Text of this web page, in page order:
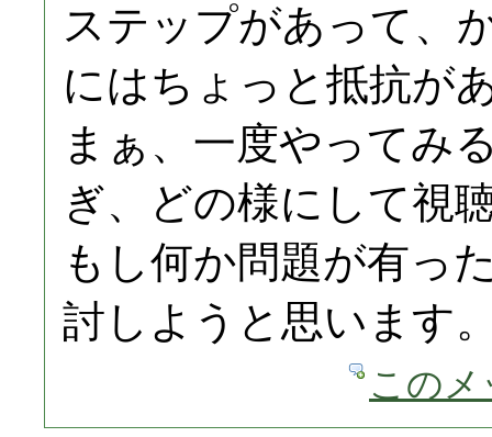
ステップがあって、
にはちょっと抵抗が
まぁ、一度やってみ
ぎ、どの様にして視
もし何か問題が有っ
討しようと思います
この